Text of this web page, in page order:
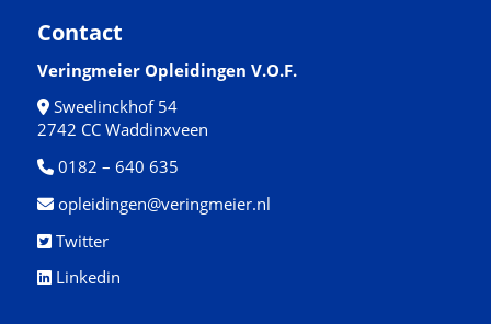
Contact
Veringmeier Opleidingen V.O.F.
Sweelinckhof 54
2742 CC Waddinxveen
0182 – 640 635
opleidingen@veringmeier.nl
Twitter
Linkedin